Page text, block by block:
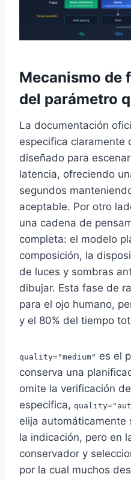
Mecanismo de
del parámetro
La documentación
especifica claramente
diseñado para
latencia, ofreciendo
segundos
aceptable. Por otro
una cadena de
completa: el modelo
composición, la
de luces y sombras
dibujar. Esta fase de
para el ojo humano,
y el 80% del tiempo
quality="medium" es el
conserva una
omite la verificación
especifica,
elija automáticamente
la indicación, pero en
conservador y
por la cual muchos